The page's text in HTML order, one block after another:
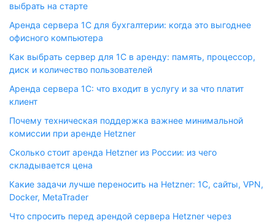
выбрать на старте
Аренда сервера 1С для бухгалтерии: когда это выгоднее
офисного компьютера
Как выбрать сервер для 1С в аренду: память, процессор,
диск и количество пользователей
Аренда сервера 1С: что входит в услугу и за что платит
клиент
Почему техническая поддержка важнее минимальной
комиссии при аренде Hetzner
Сколько стоит аренда Hetzner из России: из чего
складывается цена
Какие задачи лучше переносить на Hetzner: 1С, сайты, VPN,
Docker, MetaTrader
Что спросить перед арендой сервера Hetzner через